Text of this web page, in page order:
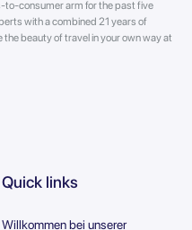
to-consumer arm for the past five
with a combined 21 years of
beauty of travel in your own way at
Quick links
Willkommen bei unserer